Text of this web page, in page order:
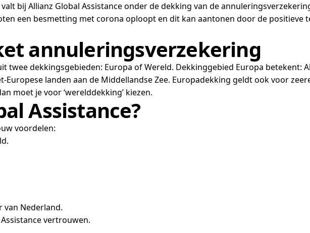
bij Allianz Global Assistance onder de dekking van de
een besmetting met corona oploopt en dit kan aantonen door de positieve
annuleringsverzekering
twee dekkingsgebieden: Europa of Wereld. Dekkinggebied Europa betekent:
Europese landen aan de Middellandse Zee. Europadekking geldt ook voor
moet je voor ‘werelddekking’ kiezen.
Assistance?
voordelen:
van Nederland.
vertrouwen.